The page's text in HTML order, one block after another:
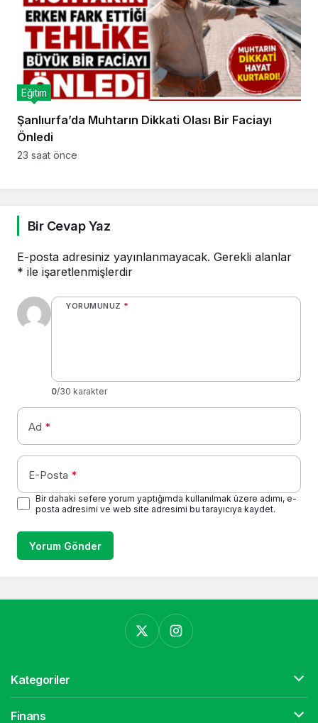
Şanlıurfa’da Muhtarın Dikkati Olası Bir Faciayı
Önledi
Eğitim
23 saat önce
Bir Cevap Yaz
E-posta adresiniz yayınlanmayacak. Gerekli alanlar
* ile işaretlenmişlerdir
YORUMUNUZ *
0/30 karakter
Ad *
E-Posta *
Bir dahaki sefere yorum yaptığımda kullanılmak üzere adımı, e-
posta adresimi ve web site adresimi bu tarayıcıya kaydet.
Yorum Gönder
Kategoriler
Finans